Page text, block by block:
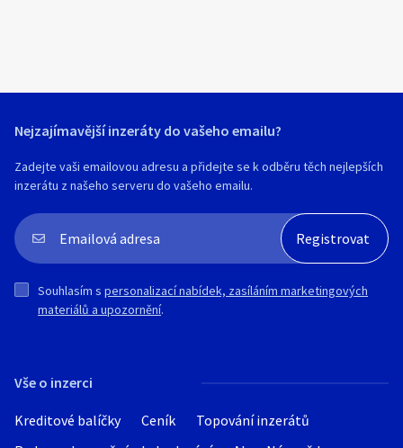
Vše o inzerci
Kreditové balíčky Ceník
Topování inzerátů
Nejzajímavější inzeráty do vašeho emailu?
Zadejte vaši emailovou adresu a přidejte se k odběru těch nejlepších
inzerátu z našeho serveru do vašeho emailu.
Souhlasím s personalizací nabídek, zasíláním marketingových
materiálů a upozornění.